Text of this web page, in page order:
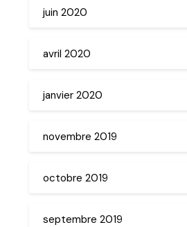
juin 2020
avril 2020
janvier 2020
novembre 2019
octobre 2019
septembre 2019